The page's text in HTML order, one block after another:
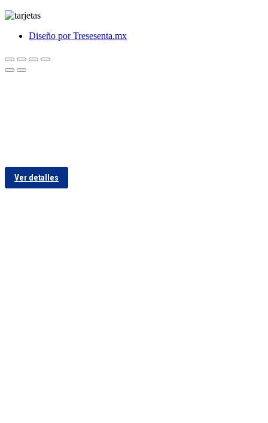
Ver detalles
Ver detalles
Diseño por Tresesenta.mx